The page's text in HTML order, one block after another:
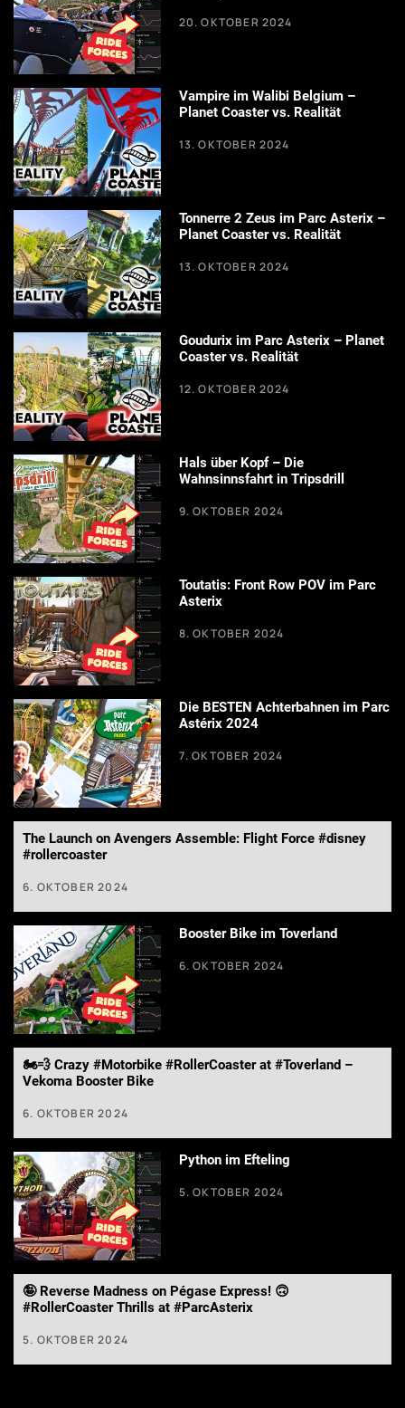
20. OKTOBER 2024
Vampire im Walibi Belgium –
Planet Coaster vs. Realität
13. OKTOBER 2024
Tonnerre 2 Zeus im Parc Asterix –
Planet Coaster vs. Realität
13. OKTOBER 2024
Goudurix im Parc Asterix – Planet
Coaster vs. Realität
12. OKTOBER 2024
Hals über Kopf – Die
Wahnsinnsfahrt in Tripsdrill
9. OKTOBER 2024
Toutatis: Front Row POV im Parc
Asterix
8. OKTOBER 2024
Die BESTEN Achterbahnen im Parc
Astérix 2024
7. OKTOBER 2024
The Launch on Avengers Assemble: Flight Force #disney
#rollercoaster
6. OKTOBER 2024
Booster Bike im Toverland
6. OKTOBER 2024
🏍️💨 Crazy #Motorbike #RollerCoaster at #Toverland –
Vekoma Booster Bike
6. OKTOBER 2024
Python im Efteling
5. OKTOBER 2024
🤪 Reverse Madness on Pégase Express! 🙃
#RollerCoaster Thrills at #ParcAsterix
5. OKTOBER 2024